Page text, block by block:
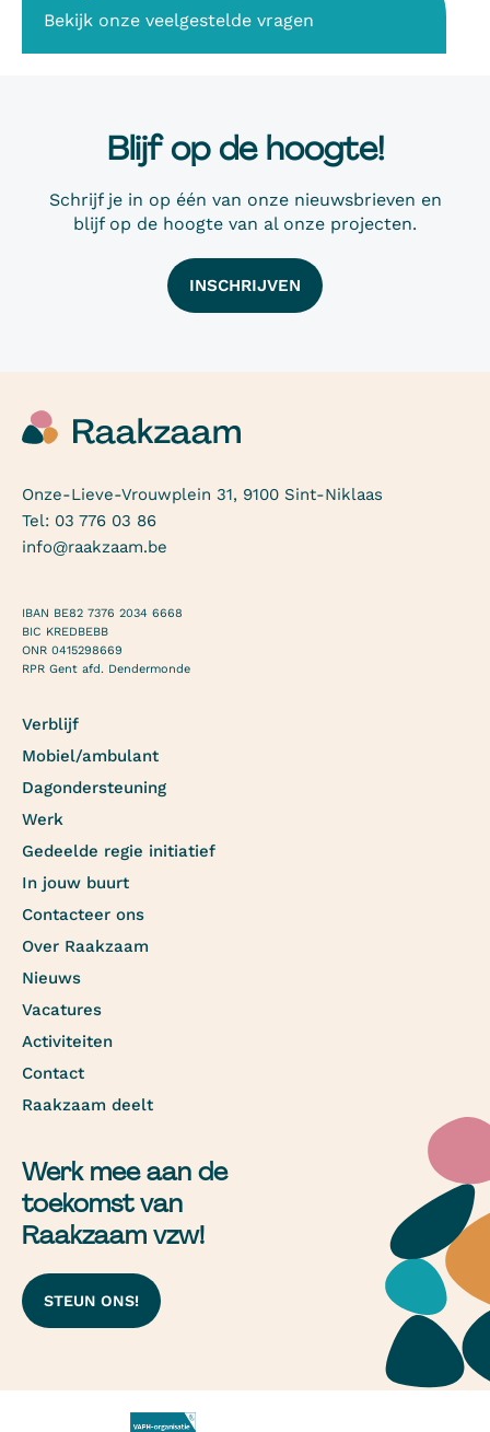
Bekijk onze veelgestelde vragen
Blijf op de hoogte!
Schrijf je in op één van onze nieuwsbrieven en
blijf op de hoogte van al onze projecten.
INSCHRIJVEN
Onze-Lieve-Vrouwplein 31, 9100 Sint-Niklaas
Tel: 03 776 03 86
info@raakzaam.be
IBAN BE82 7376 2034 6668
BIC KREDBEBB
ONR 0415298669
RPR Gent afd. Dendermonde
Verblijf
Mobiel/ambulant
Dagondersteuning
Werk
Gedeelde regie initiatief
In jouw buurt
Contacteer ons
Over Raakzaam
Nieuws
Vacatures
Activiteiten
Contact
Raakzaam deelt
Werk mee aan de
toekomst van
Raakzaam vzw!
STEUN ONS!